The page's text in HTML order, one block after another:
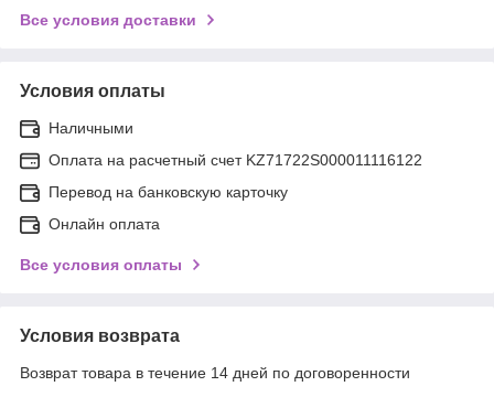
Все условия доставки
Условия оплаты
Наличными
Оплата на расчетный счет KZ71722S000011116122
Перевод на банковскую карточку
Онлайн оплата
Все условия оплаты
Условия возврата
Возврат товара в течение 14 дней по договоренности